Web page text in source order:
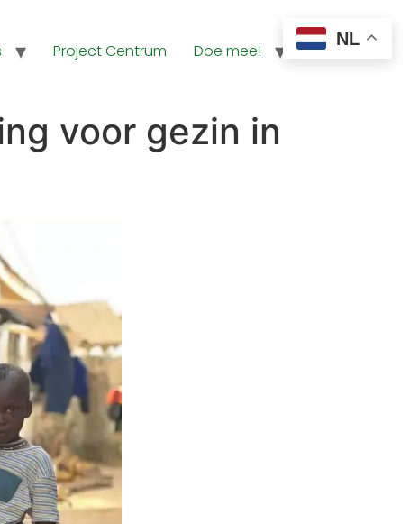
Project Centrum Doe mee! Contact
voor gezin in
NL